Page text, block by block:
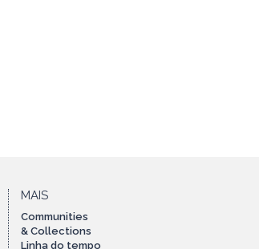
MAIS
Communities
& Collections
Linha do tempo